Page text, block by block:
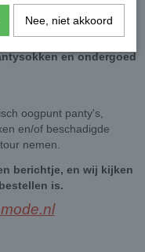
naar keuze krijgt
en ondergoed
oogpunt panty's,
en/of beschadigde
nemen.
berichtje, en wij kijken
is.
Nee, niet akkoord